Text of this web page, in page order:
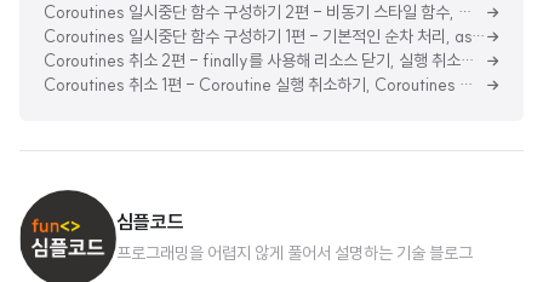
Coroutines 일시중단 함수 구성하기 2편 - 비동기 스타일 함수, 구조화된 동시성과 async
Coroutines 일시중단 함수 구성하기 1편 - 기본적인 순차 처리, async를 사용한 동시성, async lazy하게 시작하기
Coroutines 취소 2편 - finally를 사용해 리소스 닫기, 실행 취소가 불가능한 블록 실행하기
Coroutines 취소 1편 - Coroutine 실행 취소하기, Coroutines 취소는 협력적이다, Coroutine의 Computation 코드를 취소 가능하게 만들기
심플코드
프로그래밍을 어렵지 않게 풀어서 설명하는 기술 블로그